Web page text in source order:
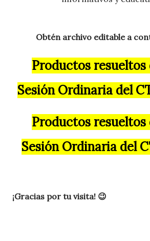
Obtén archivo editable a
Productos resueltos
Sesión Ordinaria del
Productos resueltos
Sesión Ordinaria del
¡Gracias por tu visita! 😉